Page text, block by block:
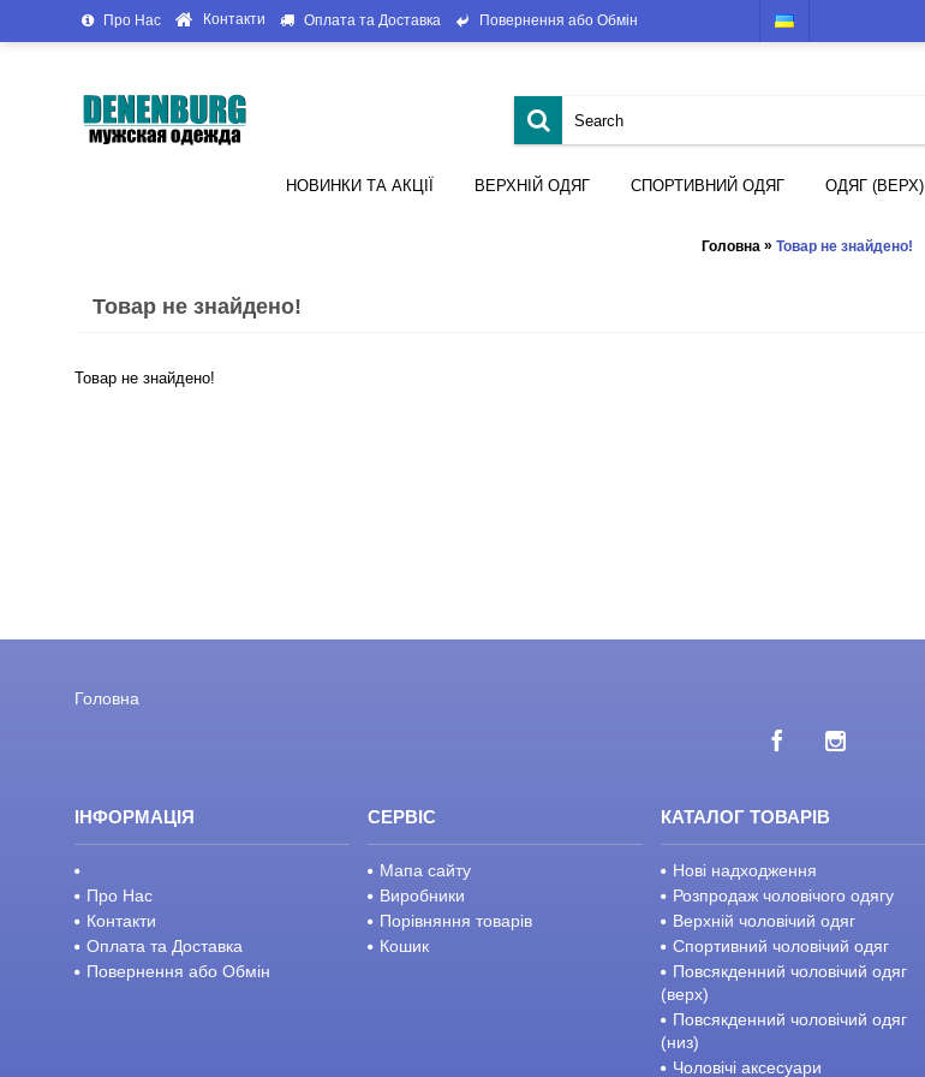
Про Нас Контакти Оплата та Доставка Повернення або Обмін
НОВИНКИ ТА АКЦІЇ ВЕРХНІЙ ОДЯГ СПОРТИВНИЙ ОДЯГ ОДЯГ (ВЕРХ)
Головна » Товар не знайдено!
Товар не знайдено!
Товар не знайдено!
Головна
ІНФОРМАЦІЯ
Про Нас
Контакти
Оплата та Доставка
Повернення або Обмін
СЕРВІС
Мапа сайту
Виробники
Порівняння товарів
Кошик
КАТАЛОГ ТОВАРІВ
Нові надходження
Розпродаж чоловічого одягу
Верхній чоловічий одяг
Спортивний чоловічий одяг
Повсякденний чоловічий одяг
(верх)
Повсякденний чоловічий одяг
(низ)
Чоловічі аксесуари